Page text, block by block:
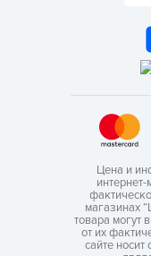
Цена и
магазинах
товара могут
от их
сайте